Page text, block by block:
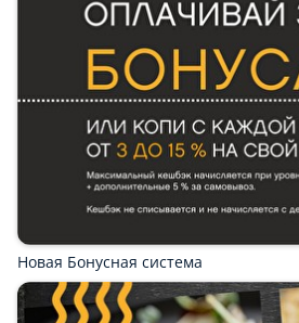
Новая Бонусная система